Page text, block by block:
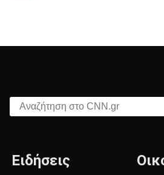
Αναζήτηση στο CNN.gr
Ειδήσεις